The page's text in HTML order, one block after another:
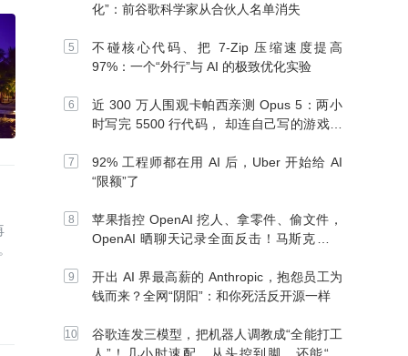
化”：前谷歌科学家从合伙人名单消失
不碰核心代码、把 7-Zip 压缩速度提高
97%：一个“外行”与 AI 的极致优化实验
近 300 万人围观卡帕西亲测 Opus 5：两小
时写完 5500 行代码， 却连自己写的游戏都
92% 工程师都在用 AI 后，Uber 开始给 AI
“限额”了
苹果指控 OpenAI 挖人、拿零件、偷文件，
OpenAI 晒聊天记录全面反击！马斯克：别
开出 AI 界最高薪的 Anthropic，抱怨员工为
钱而来？全网“阴阳”：和你死活反开源一样
谷歌连发三模型，把机器人调教成“全能打工